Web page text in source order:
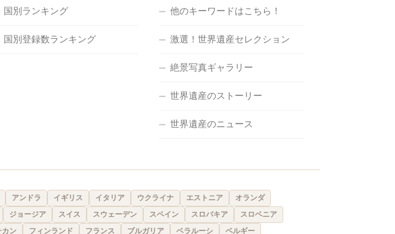
国別ランキング
国別登録数ランキング
他のキーワードはこちら！
激選！世界遺産セレクション
絶景写真ギャラリー
世界遺産のストーリー
世界遺産のニュース
アンドラ イギリス イタリア ウクライナ エストニア
オランダ
ジョージア スイス スウェーデン スペイン スロバキア
スロベニア
カン フィンランド フランス ブルガリア ベラルーシ
ベルギー